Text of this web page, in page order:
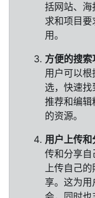
括网站、海
求和项目
用。
方便的搜索
用户可以
选，快速
推荐和编辑
的资源。
用户上传和
传和分享自
上传自己
享。这为用